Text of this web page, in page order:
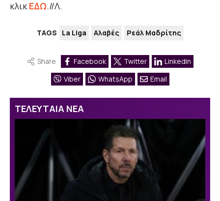
κλικΕΔΩ.//Λ.
TAGS La Liga Αλαβές Ρεάλ Μαδρίτης
Share Facebook Twitter
Linkedin
Viber
WhatsApp Email
ΤΕΛΕΥΤΑΙΑ ΝΕΑ